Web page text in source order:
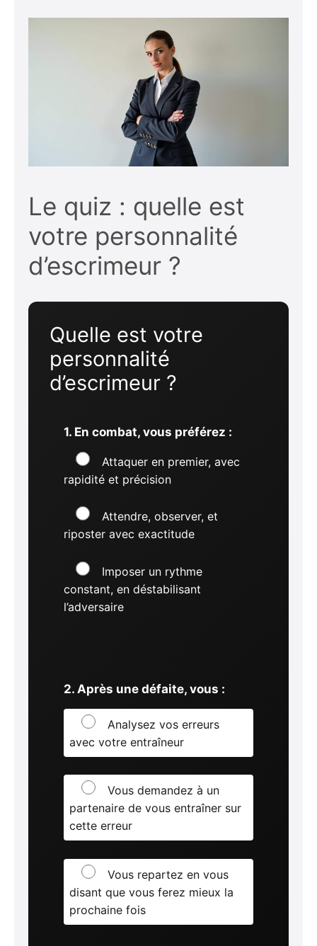
Le quiz : quelle est
votre personnalité
d’escrimeur ?
Quelle est votre
personnalité
d’escrimeur ?
1. En combat, vous préférez :
Attaquer en premier, avec
rapidité et précision
Attendre, observer, et
riposter avec exactitude
Imposer un rythme
constant, en déstabilisant
l’adversaire
2. Après une défaite, vous :
Analysez vos erreurs
avec votre entraîneur
Vous demandez à un
partenaire de vous entraîner sur
cette erreur
Vous repartez en vous
disant que vous ferez mieux la
prochaine fois